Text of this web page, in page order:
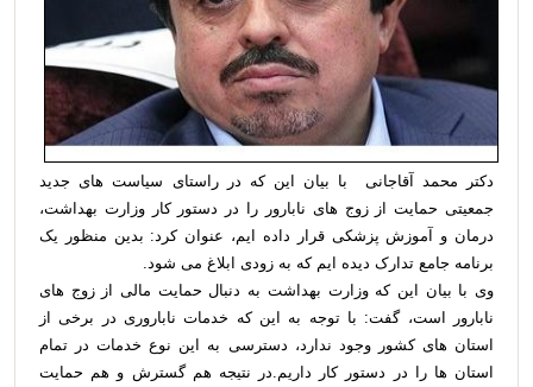
دکتر محمد آقاجانی با بیان این که در راستای سیاست های جدید
جمعیتی حمایت از زوج های نابارور را در دستور کار وزارت بهداشت،
درمان و آموزش پزشکی قرار داده ایم، عنوان کرد: بدین منظور یک
برنامه جامع تدارک دیده ایم که به زودی ابلاغ می شود.
وی با بیان این که وزارت بهداشت به دنبال حمایت مالی از زوج های
نابارور است، گفت: با توجه به این که خدمات ناباروری در برخی از
استان های کشور وجود ندارد، دسترسی به این نوع خدمات در تمام
استان ها را در دستور کار داریم.در نتیجه هم گسترش و هم حمایت